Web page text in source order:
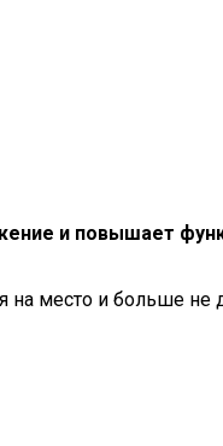
и повышает
место и больше не